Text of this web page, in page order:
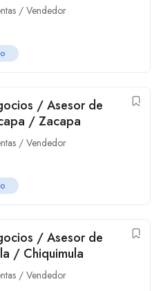
/ Vendedor
/ Asesor de
/ Zacapa
/ Vendedor
/ Asesor de
/ Chiquimula
/ Vendedor